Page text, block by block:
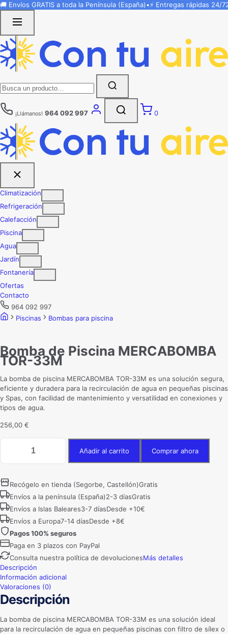
Saltar
contenido
🚚 Envíos GRATIS a toda la Península (España)•⚡ Entregas rápidas 24/
¡Llámanos! 964 092 997 0
Climatización
Refrigeración
Calefacción
Piscina
Agua
Jardín
Fontanería
Ofertas
Contacto
964 092 997
Piscinas
Bombas para piscina
Bomba de Piscina MERCABOMBA
TOR-33M
La bomba de piscina MERCABOMBA TOR-33M es una solución segura,
eficiente y duradera para la recirculación de agua en pequeñas piscinas
y Spas, con facilidad de mantenimiento y versatilidad en conexiones y
tipos de agua.
256,00 €
Piscina
TOR-
33M
cantidad
Añadir al carrito Comprar ahora
Recógelo en tienda (Segorbe, Castellón)Gratis
Envíos a la península (España)2-3 díasGratis
Envíos a Islas Baleares3-7 díasDesde +10€
Envíos a Europa7-14 díasDesde +8€
Pagos 100% seguros
Paga en 3 plazos con PayPal
Consulta nuestra política de devolucionesMás detalles
Descripción
Información adicional
Valoraciones (0)
Descripción
La bomba de piscina MERCABOMBA TOR-33M es una solución ideal
para la recirculación de agua en pequeñas piscinas con filtro de sílex o